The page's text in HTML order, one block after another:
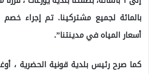
أسعار المياه في مدينتنا”.
كما صرح رئيس بلدية قونية الحضرية ،